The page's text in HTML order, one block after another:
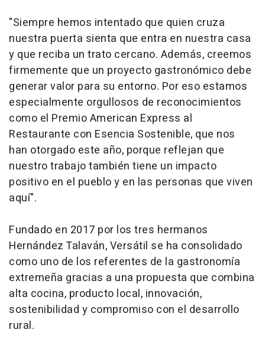
"Siempre hemos intentado que quien cruza
nuestra puerta sienta que entra en nuestra casa
y que reciba un trato cercano. Además, creemos
firmemente que un proyecto gastronómico debe
generar valor para su entorno. Por eso estamos
especialmente orgullosos de reconocimientos
como el Premio American Express al
Restaurante con Esencia Sostenible, que nos
han otorgado este año, porque reflejan que
nuestro trabajo también tiene un impacto
positivo en el pueblo y en las personas que viven
aquí".
Fundado en 2017 por los tres hermanos
Hernández Talaván, Versátil se ha consolidado
como uno de los referentes de la gastronomía
extremeña gracias a una propuesta que combina
alta cocina, producto local, innovación,
sostenibilidad y compromiso con el desarrollo
rural.